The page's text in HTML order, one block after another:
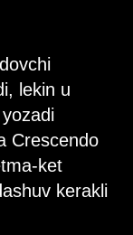
lekin u
yozadi
Crescendo
ket
kerakli